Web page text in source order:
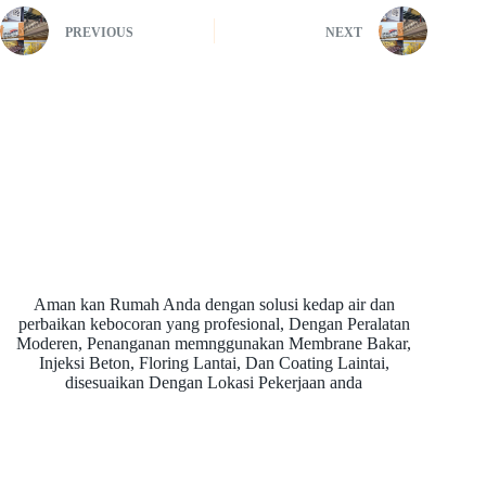
PREVIOUS NEXT
Aman kan Rumah Anda dengan solusi kedap air dan
perbaikan kebocoran yang profesional, Dengan Peralatan
Moderen, Penanganan memnggunakan Membrane Bakar,
Injeksi Beton, Floring Lantai, Dan Coating Laintai,
disesuaikan Dengan Lokasi Pekerjaan anda